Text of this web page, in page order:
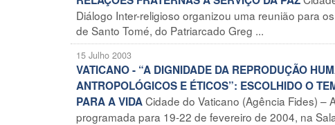
Diálogo Inter-religioso organizou uma reunião para
de Santo Tomé, do Patriarcado Greg ...
15 Julho 2003
VATICANO - “A DIGNIDADE DA REPRODUÇÃO
ANTROPOLÓGICOS E ÉTICOS”: ESCOLHIDO O
PARA A VIDACidade do Vaticano (Agência Fides) –
programada para 19-22 de fevereiro de 2004, na